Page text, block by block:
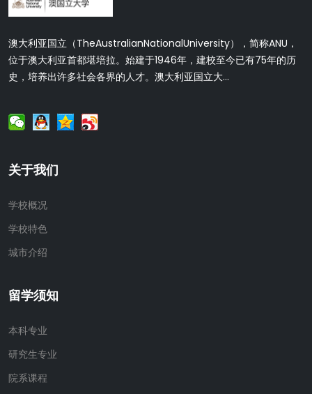
澳大利亚国立（TheAustralianNationalUniversity），简称ANU，
位于澳大利亚首都堪培拉。始建于1946年，建校至今已有75年的历
史，培养出许多社会各界的人才。澳大利亚国立大...
关于我们
学校概况
学校特色
城市介绍
留学须知
本科专业
研究生专业
院系课程